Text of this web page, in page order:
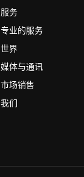
服务
专业的服务
世界
媒体与通讯
市场销售
我们